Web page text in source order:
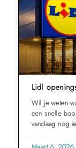
Lidl
Wil je weten
een snelle
vandaag nog